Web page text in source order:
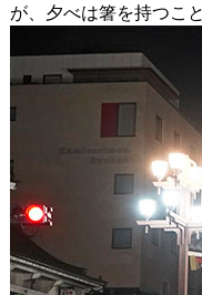
が、夕べは箸を持つこ